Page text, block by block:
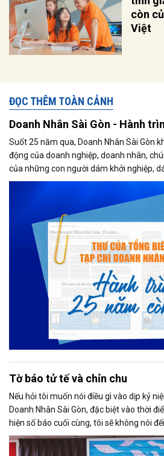
còn
Việt
ĐỌC THÊM TOÀN CẢNH
Doanh Nhân Sài Gòn - Hành
Suốt 25 năm qua, Doanh Nhân Sài Gòn
động của doanh nghiệp, doanh nhân,
của những con người dám khởi nghiệp,
thất bại để tạo dựng giá trị cho xã hội...
Tờ báo tử tế và chỉn chu
Nếu hỏi tôi muốn nói điều gì vào dịp kỷ
Doanh Nhân Sài Gòn, đặc biệt vào thời
hiện số báo cuối cùng, tôi sẽ không nói
thay vào đó là niềm tự hào. Bởi khi nghĩ
luôn nghĩ đó là một tờ báo “tử tế, chỉn